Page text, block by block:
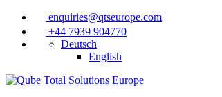
enquiries@qtseurope.com
+44 7939 904770
Deutsch
English